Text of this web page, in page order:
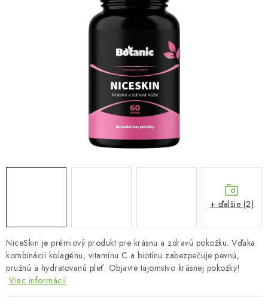
Doprava a platba Recenzie
Vernostný program
NiceSkin je prémiový produkt pre krásnu a zdravú pokožku. Vďaka
kombinácii kolagénu, vitamínu C a biotínu zabezpečuje pevnú,
pružnú a hydratovanú pleť. Objavte tajomstvo krásnej pokožky!
Viac informácií
+ ďalšie (2)